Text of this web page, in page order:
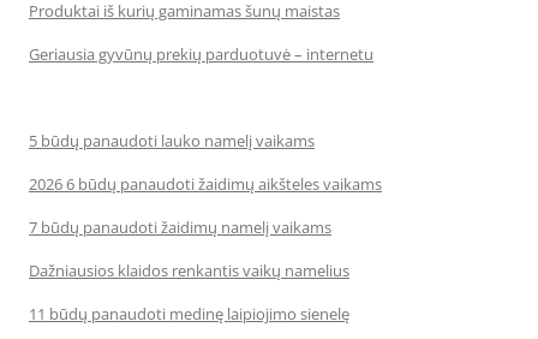
Produktai iš kurių gaminamas šunų maistas
Geriausia gyvūnų prekių parduotuvė – internetu
5 būdų panaudoti lauko namelį vaikams
2026 6 būdų panaudoti žaidimų aikšteles vaikams
7 būdų panaudoti žaidimų namelį vaikams
Dažniausios klaidos renkantis vaikų namelius
11 būdų panaudoti medinę laipiojimo sienelę